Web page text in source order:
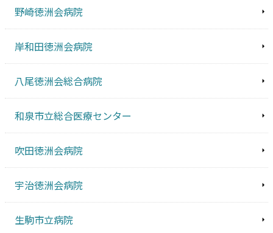
野崎徳洲会病院
岸和田徳洲会病院
八尾徳洲会総合病院
和泉市立総合医療センター
吹田徳洲会病院
宇治徳洲会病院
生駒市立病院